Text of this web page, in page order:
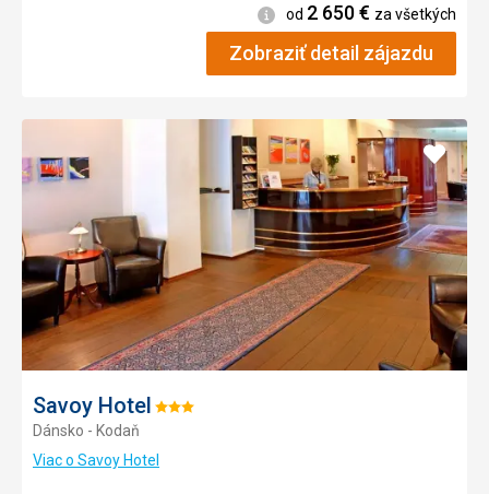
Informácie
od 2 650€ za všetkých
Zobraziť detail zájazdu
Savoy Hotel Hodnotenie:
Dánsko - Kodaň
Viac o Savoy Hotel
Pridať
do